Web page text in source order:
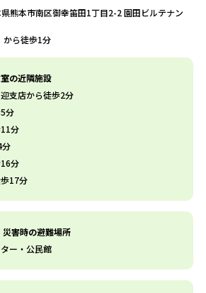
熊本市南区御幸笛田1丁目2-2 園田ビルテナン
から徒歩1分
の近隣施設
支店から徒歩2分
分
分
分
分
17分
害時の避難場所
ー・公民館